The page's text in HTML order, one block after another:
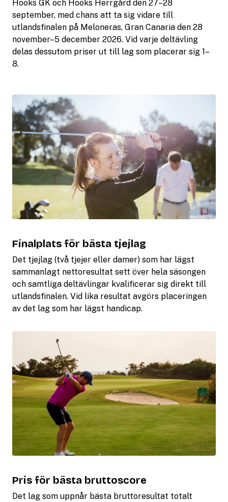
Hooks GK och Hooks Herrgård den 27–28
september, med chans att ta sig vidare till
utlandsfinalen på Meloneras, Gran Canaria den 28
november–5 december 2026. Vid varje deltävling
delas dessutom priser ut till lag som placerar sig 1–
8.
Finalplats för bästa tjejlag
Det tjejlag (två tjejer eller damer) som har lägst
sammanlagt nettoresultat sett över hela säsongen
och samtliga deltävlingar kvalificerar sig direkt till
utlandsfinalen. Vid lika resultat avgörs placeringen
av det lag som har lägst handicap.
Pris för bästa bruttoscore
Det lag som uppnår bästa bruttoresultat totalt